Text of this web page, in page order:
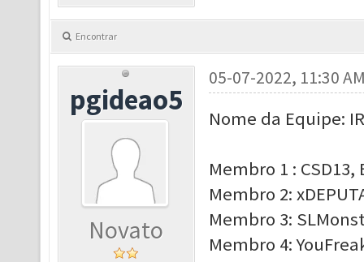
Encontrar
pgideao5
Novato
05-07-2022, 11:30
Nome da Equipe:
Membro 1 :
Membro 2:
Membro 3:
Membro 4: